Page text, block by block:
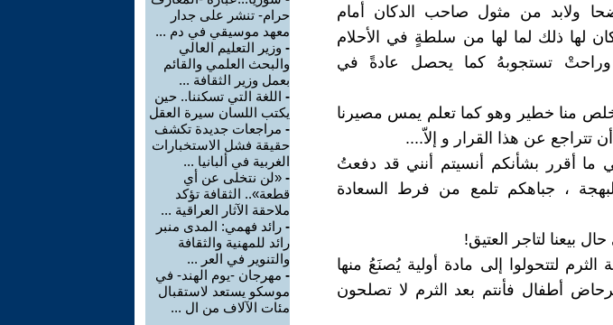
ولابد من مثول صاحب الدكان أمام
لها ذلك لما لها من سلطةٍ في الأحلام
وراحتْ تستجوبهُ كما يحصل عادةً في
منا خطير وهو كما تعلم يمس مصيرنا
عن هذا القرار و إلاّ....
ما أقرر بشأنكم أنسيتم أنني قد دفعتُ
، جباهكم تلمع من فرط السعادة
بيعنا لتاجر العتيق!
لتتحولوا إلى مادة أولية يُصنَعُ منها
أطفال فأنتم بعد الثرم لا تصلحون
حرام- تنشر على جدار
معهد موسيقي في دم ...
- وزير التعليم العالي
والبحث العلمي والقائم
بعمل وزير الثقافة ...
- اللغة التي تسكننا.. حين
يكتب اللسان سيرة العقل
- مراجعات جديدة تكشف
حقيقة فشل الاستخبارات
الغربية في ألبانيا ...
- «لن نتخلى عن أي
قطعة».. الثقافة تؤكد
ملاحقة الآثار العراقية ...
- رائد فهمي: المدى منبر
رائد للمهنية والثقافة
والتنوير في العر ...
- مهرجان -يوم الهند- في
موسكو يستعد لاستقبال
مئات الآلاف من ال ...